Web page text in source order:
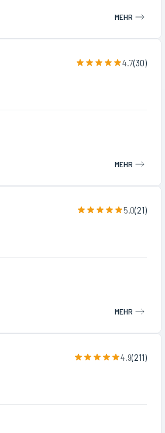
MEHR
4.7(30)
MEHR
5.0(21)
MEHR
4.9(211)